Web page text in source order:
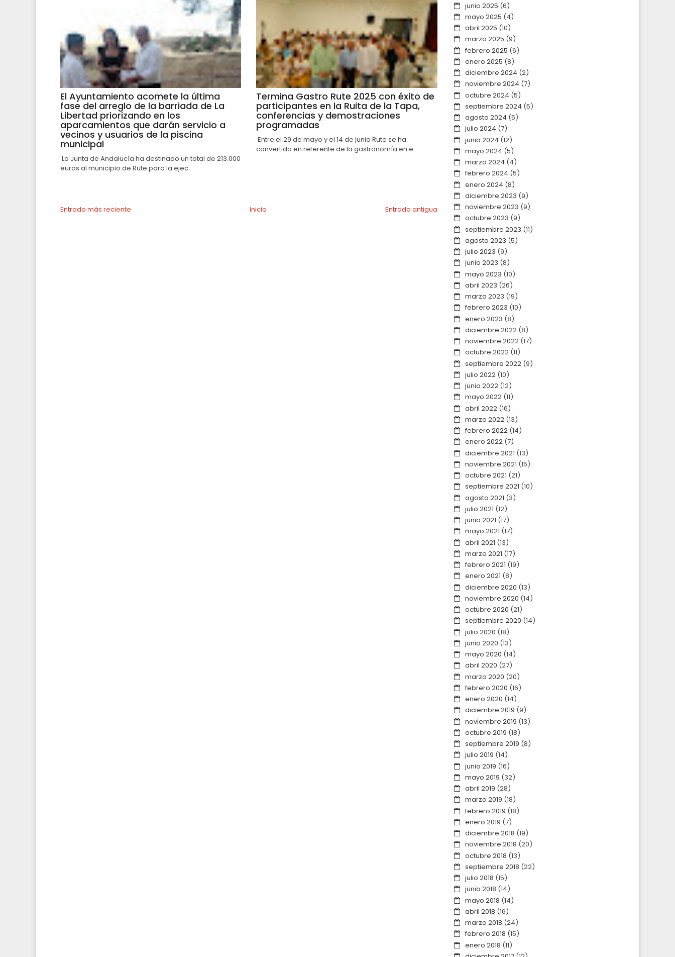
El Ayuntamiento acomete la última
fase del arreglo de la barriada de La
Libertad priorizando en los
aparcamientos que darán servicio a
vecinos y usuarios de la piscina
municipal
La Junta de Andalucía ha destinado un total de 213.000
euros al municipio de Rute para la ejec...
Termina Gastro Rute 2025 con éxito de
participantes en la Ruita de la Tapa,
conferencias y demostraciones
programadas
Entre el 29 de mayo y el 14 de junio Rute se ha
convertido en referente de la gastronomía en e...
Entrada más reciente Entrada antigua
Inicio
junio 2025 (6)
mayo 2025 (4)
abril 2025 (10)
marzo 2025 (9)
febrero 2025 (6)
enero 2025 (8)
diciembre 2024 (2)
noviembre 2024 (7)
octubre 2024 (5)
septiembre 2024 (5)
agosto 2024 (5)
julio 2024 (7)
junio 2024 (12)
mayo 2024 (5)
marzo 2024 (4)
febrero 2024 (5)
enero 2024 (8)
diciembre 2023 (9)
noviembre 2023 (9)
octubre 2023 (9)
septiembre 2023 (11)
agosto 2023 (5)
julio 2023 (9)
junio 2023 (8)
mayo 2023 (10)
abril 2023 (26)
marzo 2023 (19)
febrero 2023 (10)
enero 2023 (8)
diciembre 2022(8)
noviembre 2022(17)
octubre 2022(11)
septiembre 2022(9)
julio 2022(10)
junio 2022(12)
mayo 2022(11)
abril 2022(16)
marzo 2022(13)
febrero 2022(14)
enero 2022(7)
diciembre 2021 (13)
noviembre 2021 (15)
octubre 2021 (21)
septiembre 2021 (10)
agosto 2021 (3)
julio 2021 (12)
junio 2021 (17)
mayo 2021 (17)
abril 2021 (13)
marzo 2021 (17)
febrero 2021 (19)
enero 2021 (8)
diciembre 2020 (13)
noviembre 2020 (14)
octubre 2020 (21)
septiembre 2020 (14)
julio 2020 (18)
junio 2020 (13)
mayo 2020 (14)
abril 2020 (27)
marzo 2020 (20)
febrero 2020 (16)
enero 2020 (14)
diciembre 2019 (9)
noviembre 2019 (13)
octubre 2019 (18)
septiembre 2019 (8)
julio 2019 (14)
junio 2019 (16)
mayo 2019 (32)
abril 2019 (28)
marzo 2019 (18)
febrero 2019 (18)
enero 2019 (7)
diciembre 2018 (19)
noviembre 2018 (20)
octubre 2018 (13)
septiembre 2018 (22)
julio 2018 (15)
junio 2018 (14)
mayo 2018 (14)
abril 2018 (16)
marzo 2018 (24)
febrero 2018 (15)
enero 2018 (11)